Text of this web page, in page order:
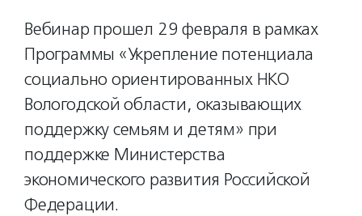
Вебинар прошел 29 февраля в рамках
Программы «Укрепление потенциала
социально ориентированных НКО
Вологодской области, оказывающих
поддержку семьям и детям» при
поддержке Министерства
экономического развития Российской
Федерации.